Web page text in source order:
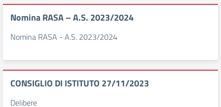
Nomina RASA – A.S. 2023/2024
Nomina RASA - A.S. 2023/2024
CONSIGLIO DI ISTITUTO 27/11/2023
Delibere